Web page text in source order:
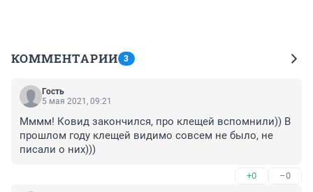
КОММЕНТАРИИ 3
Гость
5 мая 2021, 09:21
Мммм! Ковид закончился, про клещей вспомнили)) В
прошлом году клещей видимо совсем не было, не
писали о них)))
+0 –0